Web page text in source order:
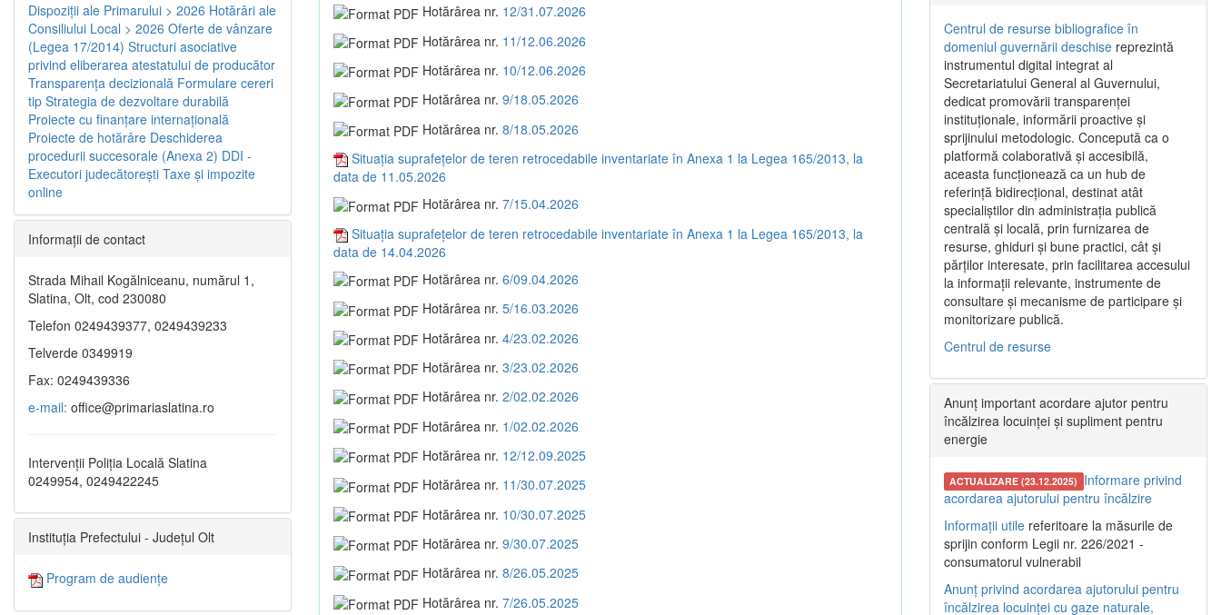
Hotărârea nr. 12/31.07.2026
Hotărârea nr. 11/12.06.2026
Hotărârea nr. 10/12.06.2026
Hotărârea nr. 9/18.05.2026
Hotărârea nr. 8/18.05.2026
Situația suprafețelor de teren retrocedabile inventariate în Anexa 1 la Legea 165/2013, la
data de 11.05.2026
Hotărârea nr. 7/15.04.2026
Situația suprafețelor de teren retrocedabile inventariate în Anexa 1 la Legea 165/2013, la
data de 14.04.2026
Hotărârea nr. 6/09.04.2026
Hotărârea nr. 5/16.03.2026
Hotărârea nr. 4/23.02.2026
Hotărârea nr. 3/23.02.2026
Hotărârea nr. 2/02.02.2026
Hotărârea nr. 1/02.02.2026
Hotărârea nr. 12/12.09.2025
Hotărârea nr. 11/30.07.2025
Hotărârea nr. 10/30.07.2025
Hotărârea nr. 9/30.07.2025
Hotărârea nr. 8/26.05.2025
Hotărârea nr. 7/26.05.2025
Dispoziţii ale Primarului > 2026 Hotărâri ale
Consiliului Local > 2026 Oferte de vânzare
(Legea 17/2014) Structuri asociative
privind eliberarea atestatului de producător
Transparenţa decizională Formulare cereri
tip Strategia de dezvoltare durabilă
Proiecte cu finanţare internaţională
Proiecte de hotărâre Deschiderea
procedurii succesorale (Anexa 2) DDI -
Executori judecătorești Taxe şi impozite
online
Informaţii de contact
Strada Mihail Kogălniceanu, numărul 1,
Slatina, Olt, cod 230080
Telefon 0249439377, 0249439233
Telverde 0349919
Fax: 0249439336
e-mail: office@primariaslatina.ro
Intervenții Poliția Locală Slatina
0249954, 0249422245
Instituția Prefectului - Județul Olt
Program de audiențe
Centrul de resurse bibliografice în
domeniul guvernării deschise reprezintă
instrumentul digital integrat al
Secretariatului General al Guvernului,
dedicat promovării transparenței
instituționale, informării proactive și
sprijinului metodologic. Concepută ca o
platformă colaborativă și accesibilă,
aceasta funcționează ca un hub de
referință bidirecțional, destinat atât
specialiștilor din administrația publică
centrală și locală, prin furnizarea de
resurse, ghiduri și bune practici, cât și
părților interesate, prin facilitarea accesului
la informații relevante, instrumente de
consultare și mecanisme de participare și
monitorizare publică.
Centrul de resurse
Anunț important acordare ajutor pentru
încălzirea locuinței și supliment pentru
energie
ACTUALIZARE (23.12.2025) Informare privind
acordarea ajutorului pentru încălzire
Informații utile referitoare la măsurile de
sprijin conform Legii nr. 226/2021 -
consumatorul vulnerabil
Anunț privind acordarea ajutorului pentru
încălzirea locuinței cu gaze naturale,